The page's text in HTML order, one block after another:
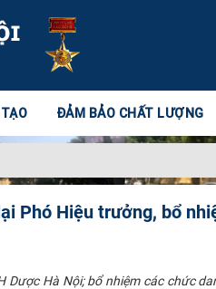
ĐẢM BẢO CHẤT LƯỢNG
Phó Hiệu trưởng, bổ
Hà Nội; bổ nhiệm các chức